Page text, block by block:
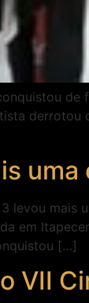
levou
em
[…]
VII